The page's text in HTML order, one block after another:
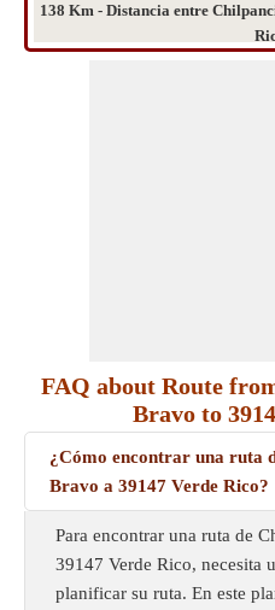
138 Km - Distancia entre
FAQ about Route
Bravo to
¿Cómo encontrar una ruta
Bravo a 39147 Verde Rico?
Para encontrar una ruta de
39147 Verde Rico, necesita
planificar su ruta. En este